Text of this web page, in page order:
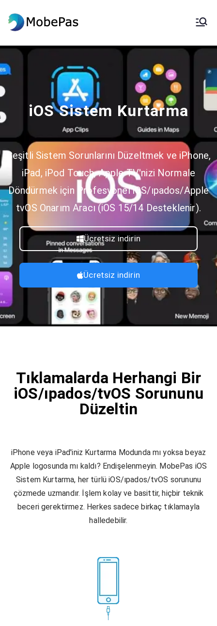
iOS Sistem Kurtarma
Çeşitli Sistem Sorunlarını Düzeltmek ve iPhone,
iPad, iPod Touch, Apple TV'nizi Normale
Döndürmek için Profesyonel iOS/ıpados/Apple
tvOS Onarım Aracı (iOS 15/14 Desteklenir).
Ücretsiz indirin
Ücretsiz indirin
Tıklamalarda Herhangi Bir
iOS/ıpados/tvOS Sorununu
Düzeltin
iPhone veya iPad'iniz Kurtarma Modunda mı yoksa beyaz
Apple logosunda mı kaldı? Endişelenmeyin. MobePas iOS
Sistem Kurtarma, her türlü iOS/ıpados/tvOS sorununu
çözmede uzmandır. İşlem kolay ve basittir, hiçbir teknik
beceri gerektirmez. Herkes sadece birkaç tıklamayla
halledebilir.